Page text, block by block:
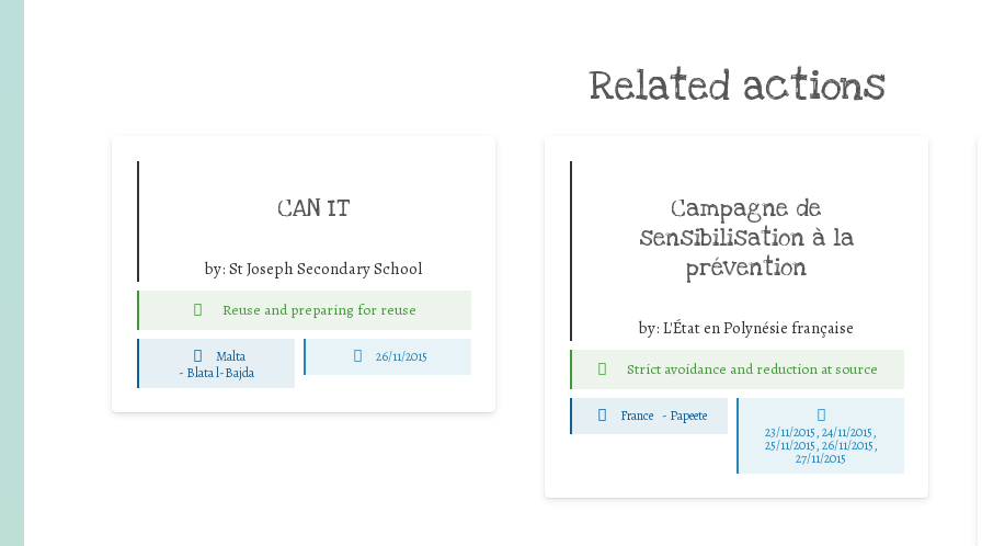
Related actions
CAN IT
by: St Joseph Secondary School
Reuse and preparing for reuse
Malta
- Blata l-Bajda
26/11/2015
Campagne de
sensibilisation à la
prévention
by: L'État en Polynésie française
Strict avoidance and reduction at source
France - Papeete
23/11/2015, 24/11/2015,
25/11/2015, 26/11/2015,
27/11/2015